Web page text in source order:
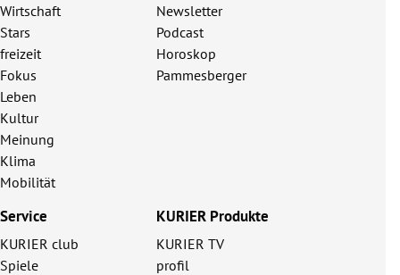
Wirtschaft
Stars
freizeit
Fokus
Leben
Kultur
Meinung
Klima
Mobilität
Newsletter
Podcast
Horoskop
Pammesberger
Service
KURIER club
Spiele
KURIER Produkte
KURIER TV
profil